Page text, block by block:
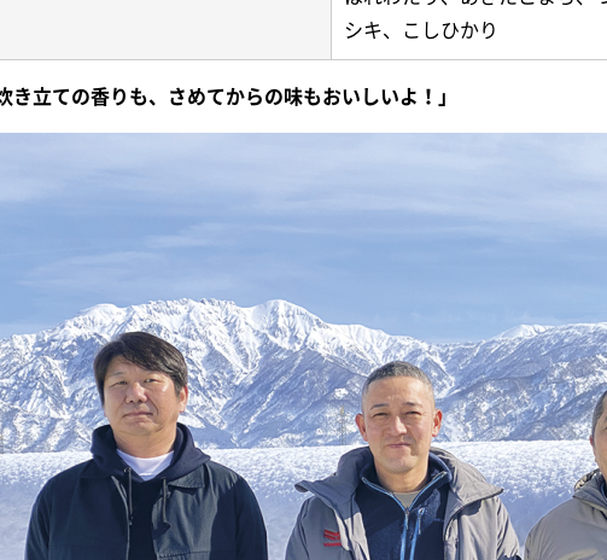
シキ、こしひかり
き立ての香りも、さめてからの味もおいしいよ！」